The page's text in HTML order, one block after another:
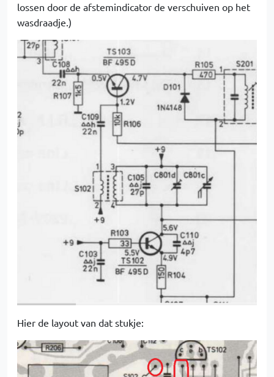
lossen door de afstemindicator de verschuiven op het
wasdraadje.)
Hier de layout van dat stukje: